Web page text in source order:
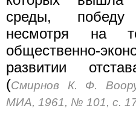
среды,
несмотря на
общественно-
развитии
(Смирнов К. Ф.
МИА, 1961, № 101, с.